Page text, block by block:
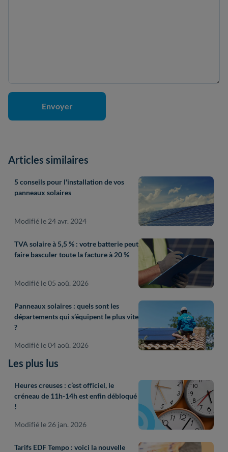
Articles similaires
5 conseils pour l'installation de vos
panneaux solaires
Modifié le 24 avr. 2024
TVA solaire à 5,5 % : votre batterie peut
faire basculer toute la facture à 20 %
Modifié le 05 aoû. 2026
Panneaux solaires : quels sont les
départements qui s’équipent le plus vite
?
Modifié le 04 aoû. 2026
Les plus lus
Heures creuses : c’est officiel, le
créneau de 11h-14h est enfin débloqué
!
Modifié le 26 jan. 2026
Tarifs EDF Tempo : voici la nouvelle